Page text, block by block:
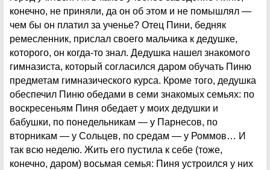
конечно, не приняли, да он об этом и не помышлял —
чем бы он платил за ученье? Отец Пини, бедняк
ремесленник, прислал своего мальчика к дедушке,
которого, он когда-то знал. Дедушка нашел знакомого
гимназиста, который согласился даром обучать Пиню
предметам гимназического курса. Кроме того, дедушка
обеспечил Пиню обедами в семи знакомых семьях: по
воскресеньям Пиня обедает у моих дедушки и
бабушки, по понедельникам — у Парнесов, по
вторникам — у Сольцев, по средам — у Роммов… И
так всю неделю. Жить его пустила к себе (тоже,
конечно, даром) восьмая семья: Пиня устроился у них